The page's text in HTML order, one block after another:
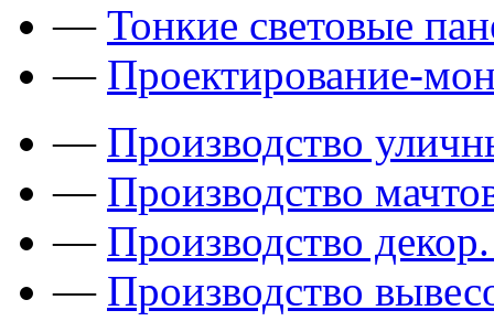
— Тонкие световые
— Проектирование-
— Производство
— Производство
— Производство
— Производство